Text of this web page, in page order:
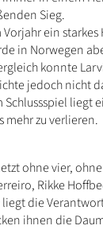
Sieg.
Vorjahr ein
in Norwegen
konnte
jedoch nicht
Schlussspiel liegt
mehr zu verlieren.
ohne vier,
Rikke
die
ihnen die